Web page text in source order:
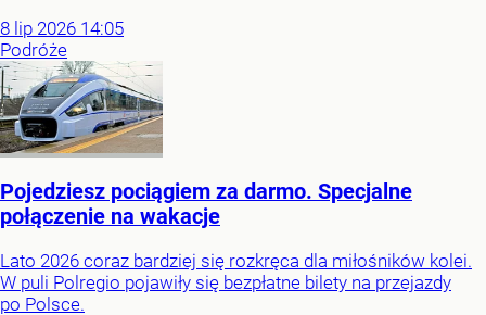
8 lip 2026 14:05
Podróże
Pojedziesz pociągiem za darmo. Specjalne
połączenie na wakacje
Lato 2026 coraz bardziej się rozkręca dla miłośników kolei.
W puli Polregio pojawiły się bezpłatne bilety na przejazdy
po Polsce.